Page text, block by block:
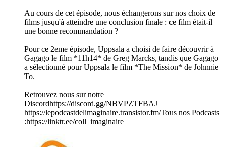
Au cours de cet épisode, nous échangerons sur nos choix de
films jusqu'à atteindre une conclusion finale : ce film était-il
une bonne recommandation ?
Pour ce 2eme épisode, Uppsala a choisi de faire découvrir à
Gagago le film *11h14* de Greg Marcks, tandis que Gagago
a sélectionné pour Uppsala le film *The Mission* de Johnnie
To.
Retrouvez nous sur notre
Discord⁠⁠https://discord.gg/NBVPZTFBAJ
⁠⁠⁠⁠https://lepodcastdelimaginaire.transistor.fm/⁠⁠Tous nos Podcasts
:⁠⁠https://linktr.ee/coll_imaginaire⁠